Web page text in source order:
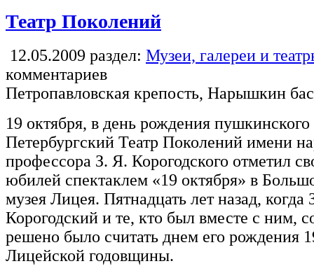
Театр Поколений
12.05.2009 раздел: Музеи, галереи и
комментариев
Петропавловская крепость, Нарышкин
19 октября, в день рождения
Петербургский Театр Поколений имени
профессора З. Я. Корогодского отметил
юбилей спектаклем «19 октября» в
музея Лицея. Пятнадцать лет назад,
Корогодский и те, кто был вместе с ним,
решено было считать днем его рождения
Лицейской годовщины.